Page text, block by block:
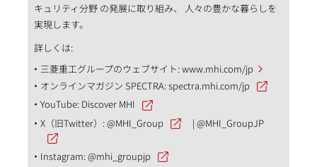
キュリティ分野 の発展に取り組み、 人々の豊かな暮らしを
実現します。
詳しくは:
三菱重工グループのウェブサイト:www.mhi.com/jp
オンラインマガジン SPECTRA:spectra.mhi.com/jp
YouTube: Discover MHI
X（旧Twitter）:@MHI_Group |@MHI_GroupJP
Instagram:@mhi_groupjp